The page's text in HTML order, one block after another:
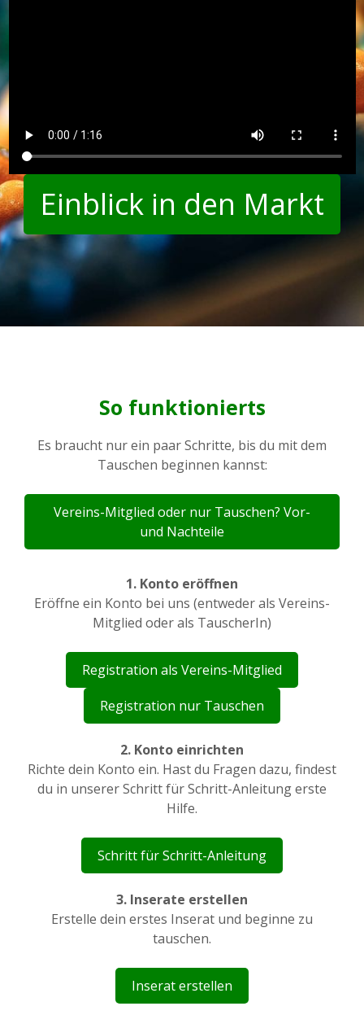
Einblick in den Markt
So funktionierts
Es braucht nur ein paar Schritte, bis du mit dem
Tauschen beginnen kannst:
Vereins-Mitglied oder nur Tauschen? Vor-
und Nachteile
1. Konto eröffnen
Eröffne ein Konto bei uns (entweder als Vereins-
Mitglied oder als TauscherIn)
Registration als Vereins-Mitglied
Registration nur Tauschen
2. Konto einrichten
Richte dein Konto ein. Hast du Fragen dazu, findest
du in unserer Schritt für Schritt-Anleitung erste
Hilfe.
Schritt für Schritt-Anleitung
3. Inserate erstellen
Erstelle dein erstes Inserat und beginne zu
tauschen.
Inserat erstellen